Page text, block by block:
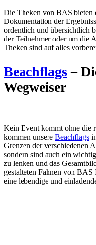
Die Theken von BAS bieten
Dokumentation der
ordentlich und übersichtlich
der Teilnehmer oder um die
Theken sind auf alles
Beachflags–
Wegweiser
Kein Event kommt ohne die
kommen unsere Beachflags
Grenzen der verschiedenen
sondern sind auch ein
zu lenken und das
gestalteten Fahnen von
eine lebendige und